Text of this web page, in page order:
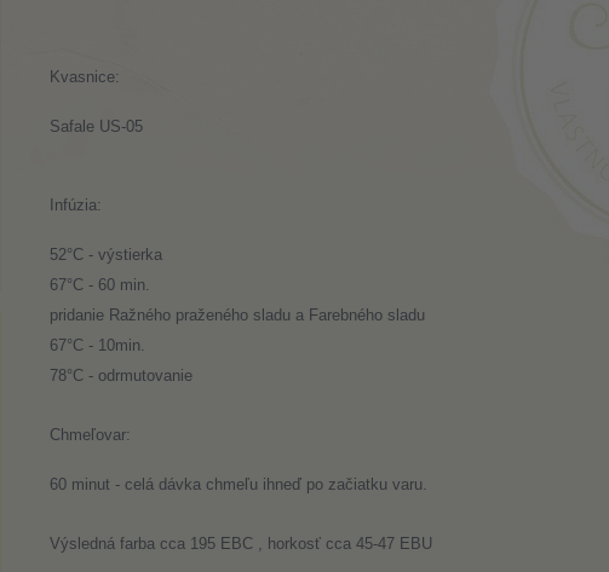
Kvasnice:
Safale US-05
Infúzia:
52°C - výstierka
67°C - 60 min.
pridanie Ražného praženého sladu a Farebného sladu
67°C - 10min.
78°C - odrmutovanie
Chmeľovar:
60 minut - celá dávka chmeľu ihneď po začiatku varu.
Výsledná farba cca 195 EBC , horkosť cca 45-47 EBU